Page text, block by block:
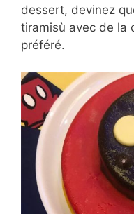
dessert, devinez
tiramisù avec de la
préféré.